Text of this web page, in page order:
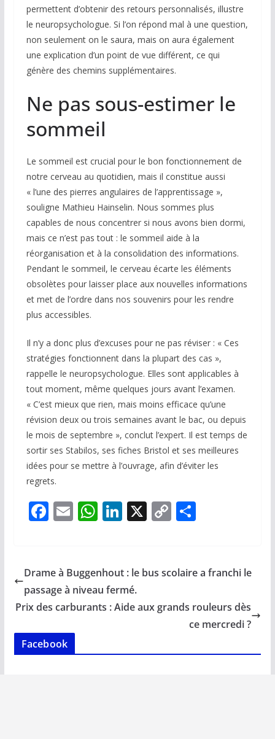
permettent d’obtenir des retours personnalisés, illustre
le neuropsychologue. Si l’on répond mal à une question,
non seulement on le saura, mais on aura également
une explication d’un point de vue différent, ce qui
génère des chemins supplémentaires.
Ne pas sous-estimer le
sommeil
Le sommeil est crucial pour le bon fonctionnement de
notre cerveau au quotidien, mais il constitue aussi
« l’une des pierres angulaires de l’apprentissage »,
souligne Mathieu Hainselin. Nous sommes plus
capables de nous concentrer si nous avons bien dormi,
mais ce n’est pas tout : le sommeil aide à la
réorganisation et à la consolidation des informations.
Pendant le sommeil, le cerveau écarte les éléments
obsolètes pour laisser place aux nouvelles informations
et met de l’ordre dans nos souvenirs pour les rendre
plus accessibles.
Il n’y a donc plus d’excuses pour ne pas réviser : « Ces
stratégies fonctionnent dans la plupart des cas »,
rappelle le neuropsychologue. Elles sont applicables à
tout moment, même quelques jours avant l’examen.
« C’est mieux que rien, mais moins efficace qu’une
révision deux ou trois semaines avant le bac, ou depuis
le mois de septembre », conclut l’expert. Il est temps de
sortir ses Stabilos, ses fiches Bristol et ses meilleures
idées pour se mettre à l’ouvrage, afin d’éviter les
regrets.
F
b
o
o
k
E
l
W
s
A
p
Li
e
dI
n
X C
y
n
P
g
Drame à Buggenhout : le bus scolaire a franchi le
passage à niveau fermé.
Prix des carburants : Aide aux grands rouleurs dès
ce mercredi ?
Facebook